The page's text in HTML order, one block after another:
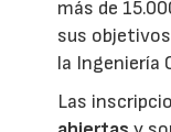
más de
sus
la Ingeniería
Las